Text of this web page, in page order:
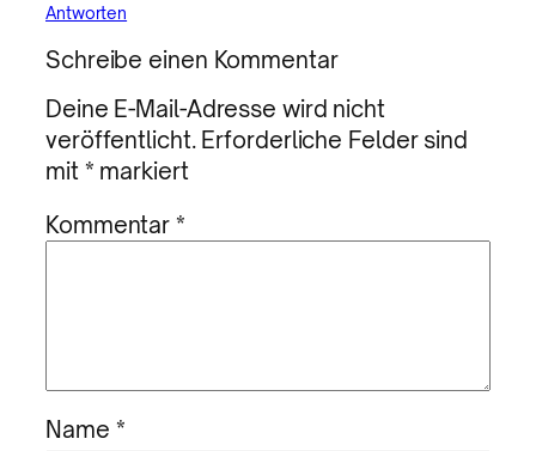
Antworten
Schreibe einen Kommentar
Deine E-Mail-Adresse wird nicht
veröffentlicht. Erforderliche Felder sind
mit * markiert
Kommentar*
Name *